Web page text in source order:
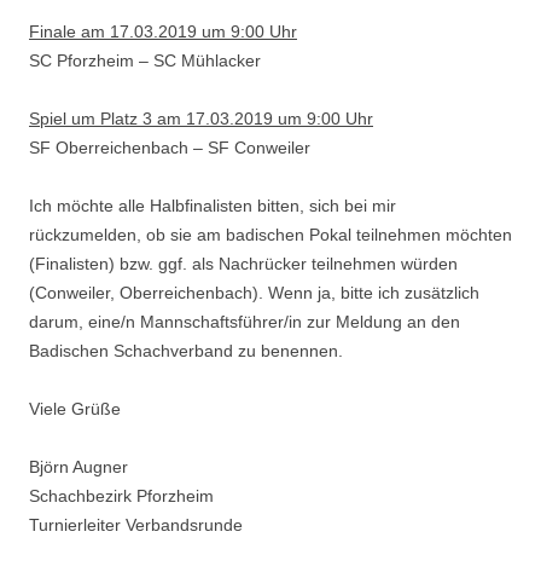
Finale am 17.03.2019 um 9:00 Uhr
SC Pforzheim – SC Mühlacker
Spiel um Platz 3 am 17.03.2019 um 9:00 Uhr
SF Oberreichenbach – SF Conweiler
Ich möchte alle Halbfinalisten bitten, sich bei mir
rückzumelden, ob sie am badischen Pokal teilnehmen möchten
(Finalisten) bzw. ggf. als Nachrücker teilnehmen würden
(Conweiler, Oberreichenbach). Wenn ja, bitte ich zusätzlich
darum, eine/n Mannschaftsführer/in zur Meldung an den
Badischen Schachverband zu benennen.
Viele Grüße
Björn Augner
Schachbezirk Pforzheim
Turnierleiter Verbandsrunde